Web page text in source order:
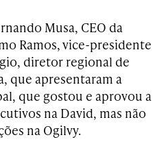
Musa, CEO da
Ramos, vice-presidente
diretor regional de
que apresentaram a
que gostou e aprovou a
na David, mas não
na Ogilvy.